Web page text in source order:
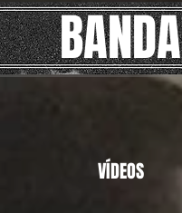
BANDA
VÍDEOS